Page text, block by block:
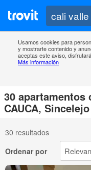
Usamos cookies para
y mostrarte contenido y
aceptas este aviso,
Más información
30 apartamentos
CAUCA, Sincelejo
30 resultados
Ordenar por